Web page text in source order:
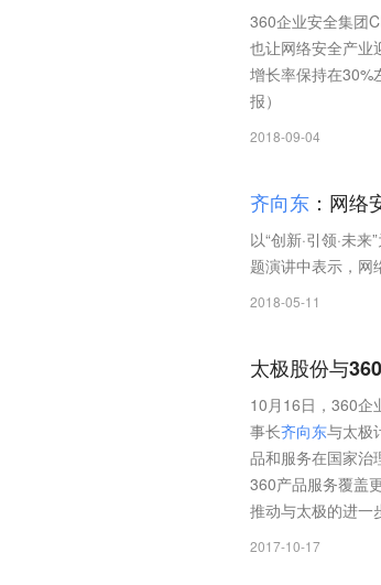
360企业安全集团
也让网络安全产业
增长率保持在30%
报）
2018-09-04
齐向东 ：网
以“创新·引领·未
题演讲中表示，网
2018-05-11
太极股份与
10月16日，360企
事长齐向东与太极
品和服务在国家治
360产品服务覆盖
推动与太极的进一
2017-10-17